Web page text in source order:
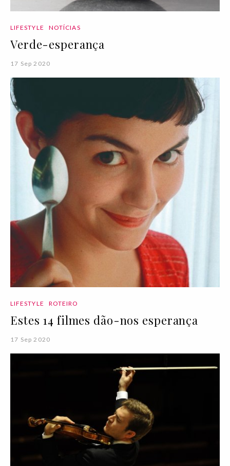
LIFESTYLE NOTÍCIAS
Verde-esperança
17 Sep 2020
LIFESTYLE ROTEIRO
Estes 14 filmes dão-nos esperança
17 Sep 2020